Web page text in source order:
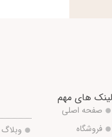
لینک های مهم
صفحه اصلی
فروشگاه